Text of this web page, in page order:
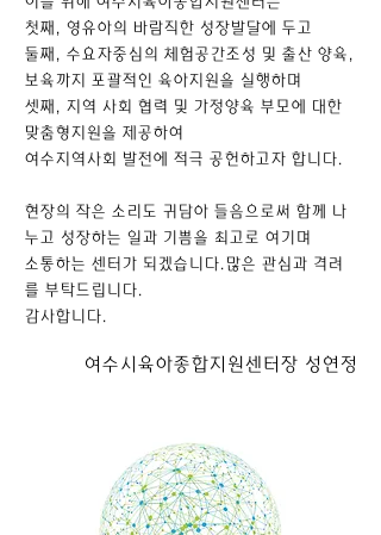
첫째, 영유아의 바람직한 성장발달에 두고
둘째, 수요자중심의 체험공간조성 및 출산 양육,
보육까지 포괄적인 육아지원을 실행하며
셋째, 지역 사회 협력 및 가정양육 부모에 대한
맞춤형지원을 제공하여
여수지역사회 발전에 적극 공헌하고자 합니다.
현장의 작은 소리도 귀담아 들음으로써 함께 나
누고 성장하는 일과 기쁨을 최고로 여기며
소통하는 센터가 되겠습니다.많은 관심과 격려
를 부탁드립니다.
감사합니다.
여수시육아종합지원센터장 성연정